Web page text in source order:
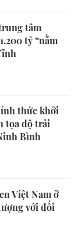
tâm
tỷ “nằm
thức khởi
tọa độ trải
Bình
Việt Nam ở
với đối